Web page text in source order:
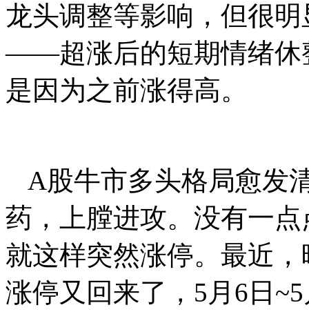
龙头调整等影响，但很
——超涨后的短期情绪休
是因为之前涨得高。
A股牛市多头格局愈发
药，上膛进攻。没有一
就这样突然涨停。最近
涨停又回来了，5月6日